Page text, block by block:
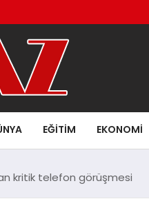
EĞITIM EKONOMI
kritik telefon görüşmesi